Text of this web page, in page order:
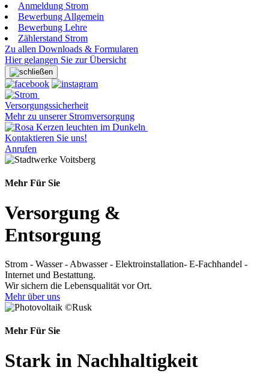
Anmeldung Strom
Bewerbung Allgemein
Bewerbung Lehre
Zählerstand Strom
Zu allen Downloads & Formularen
Hier gelangen Sie zur Übersicht
Versorgungssicherheit
Mehr zu unserer Stromversorgung
Kontaktieren Sie uns!
Anrufen
Mehr Für Sie
Versorgung &
Entsorgung
Strom - Wasser - Abwasser - Elektroinstallation- E-Fachhandel -
Internet und Bestattung.
Wir sichern die Lebensqualität vor Ort.
Mehr über uns
©Rusk
Mehr Für Sie
Stark in Nachhaltigkeit